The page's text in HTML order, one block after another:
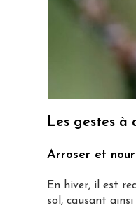
Les gestes
Arroser et
En hiver, il est
sol, causant